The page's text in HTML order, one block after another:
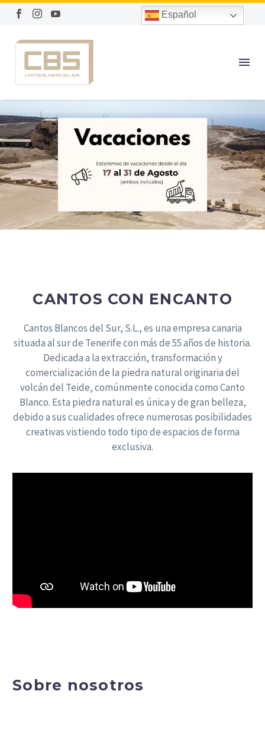
CANTOS CON ENCANTO
Cantos Blancos del Sur, S.L., es una empresa canaria
situada al sur de Tenerife con más de 55 años de historia.
Dedicada a la extracción, transformación y
comercialización de la piedra natural originaria del
volcán del Teide, comúnmente conocida como Canto
Blanco. Esta piedra natural es única y de gran belleza,
debido a sus cualidades ofrece numerosas posibilidades
creativas vistiendo todo tipo de espacios de forma
exclusiva.
Sobre nosotros
Español